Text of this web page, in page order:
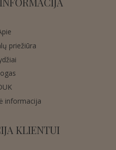
priežiūra
informacija
KLIENTUI